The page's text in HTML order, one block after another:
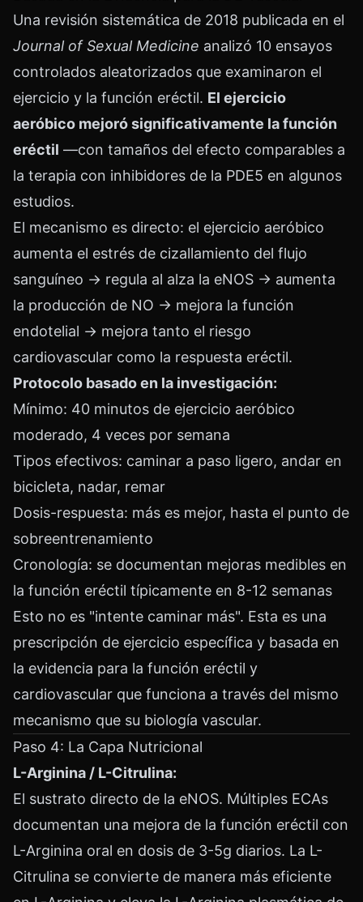
Una revisión sistemática de 2018 publicada en el
Journal of Sexual Medicine analizó 10 ensayos
controlados aleatorizados que examinaron el
ejercicio y la función eréctil. El ejercicio
aeróbico mejoró significativamente la función
eréctil —con tamaños del efecto comparables a
la terapia con inhibidores de la PDE5 en algunos
estudios.
El mecanismo es directo: el ejercicio aeróbico
aumenta el estrés de cizallamiento del flujo
sanguíneo → regula al alza la eNOS → aumenta
la producción de NO → mejora la función
endotelial → mejora tanto el riesgo
cardiovascular como la respuesta eréctil.
Protocolo basado en la investigación:
Mínimo: 40 minutos de ejercicio aeróbico
moderado, 4 veces por semana
Tipos efectivos: caminar a paso ligero, andar en
bicicleta, nadar, remar
Dosis-respuesta: más es mejor, hasta el punto de
sobreentrenamiento
Cronología: se documentan mejoras medibles en
la función eréctil típicamente en 8-12 semanas
Esto no es "intente caminar más". Esta es una
prescripción de ejercicio específica y basada en
la evidencia para la función eréctil y
cardiovascular que funciona a través del mismo
mecanismo que su biología vascular.
Paso 4: La Capa Nutricional
L-Arginina / L-Citrulina:
El sustrato directo de la eNOS. Múltiples ECAs
documentan una mejora de la función eréctil con
L-Arginina oral en dosis de 3-5g diarios. La L-
Citrulina se convierte de manera más eficiente